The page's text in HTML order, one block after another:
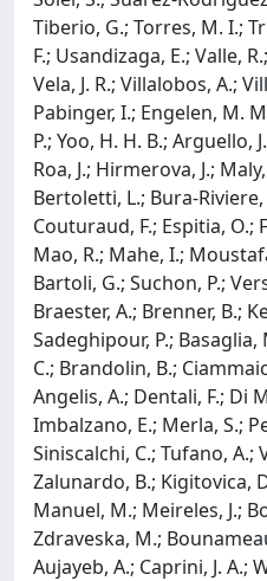
Tiberio, G.; Torres, M. I.;
F.; Usandizaga, E.; Valle,
Vela, J. R.; Villalobos, A.;
Pabinger, I.; Engelen, M.
P.; Yoo, H. H. B.; Arguello,
Roa, J.; Hirmerova, J.;
Bertoletti, L.; Bura-Riviere,
Couturaud, F.; Espitia, O.;
Mao, R.; Mahe, I.;
Bartoli, G.; Suchon, P.;
Braester, A.; Brenner, B.;
Sadeghipour, P.;
C.; Brandolin, B.;
Angelis, A.; Dentali, F.; Di
Imbalzano, E.; Merla, S.;
Siniscalchi, C.; Tufano, A.;
Zalunardo, B.; Kigitovica,
Manuel, M.; Meireles, J.;
Zdraveska, M.;
Aujayeb, A.; Caprini, J. A.;